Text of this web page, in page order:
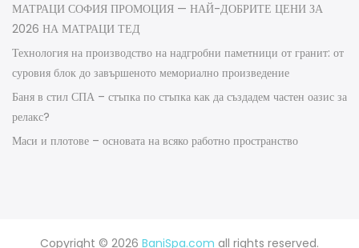
МАТРАЦИ СОФИЯ ПРОМОЦИЯ — НАЙ-ДОБРИТЕ ЦЕНИ ЗА
2026 НА МАТРАЦИ ТЕД
Технология на производство на надгробни паметници от гранит: от
суровия блок до завършеното мемориално произведение
Баня в стил СПА – стъпка по стъпка как да създадем частен оазис за
релакс?
Маси и плотове – основата на всяко работно пространство
Copyright © 2026 BaniSpa.com all rights reserved.